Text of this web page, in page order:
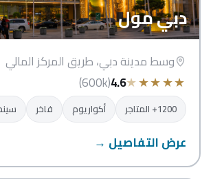
دبي مول
وسط مدينة دبي، طريق المركز المالي
★
★
★
★
★
4.6
(600k)
1200+ المتاجر أكواريوم فاخر
عرض التفاصيل →